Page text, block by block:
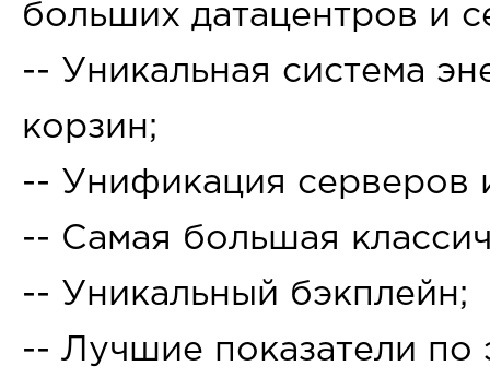
больших датацентров и
-- Уникальная система
корзин;
-- Унификация серверов
-- Самая большая
-- Уникальный бэкплейн;
-- Лучшие показатели по